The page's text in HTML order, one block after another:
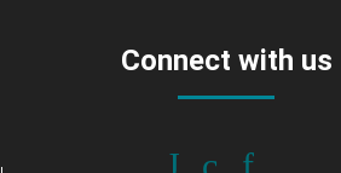
Connect with us